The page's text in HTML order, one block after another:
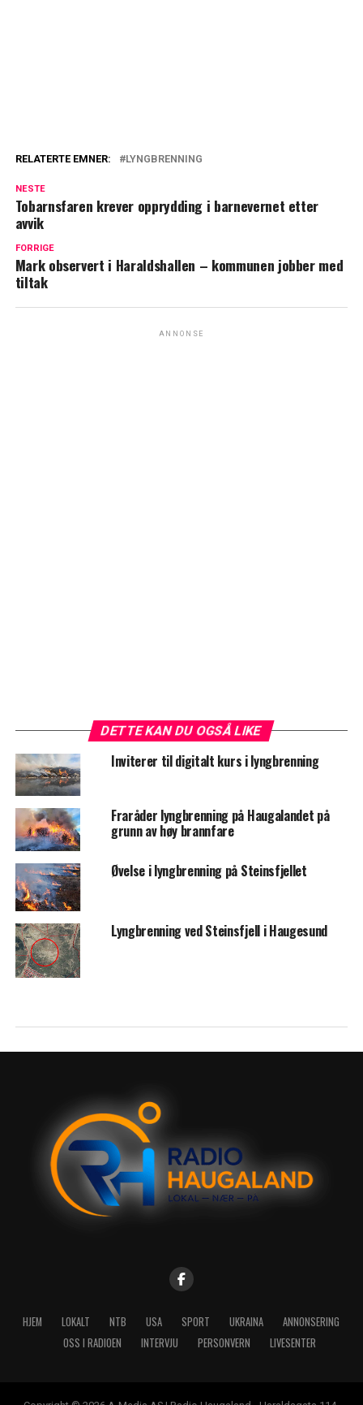
RELATERTE EMNER: LYNGBRENNING
NESTE
Tobarnsfaren krever opprydding i barnevernet etter
avvik
FORRIGE
Mark observert i Haraldshallen – kommunen jobber med
tiltak
ANNONSE
DETTE KAN DU OGSÅ LIKE
Inviterer til digitalt kurs i lyngbrenning
Fraråder lyngbrenning på Haugalandet på
grunn av høy brannfare
Øvelse i lyngbrenning på Steinsfjellet
Lyngbrenning ved Steinsfjell i Haugesund
HJEM LOKALT NTB USA SPORT UKRAINA
ANNONSERING
OSS I RADIOEN
INTERVJU PERSONVERN LIVESENTER